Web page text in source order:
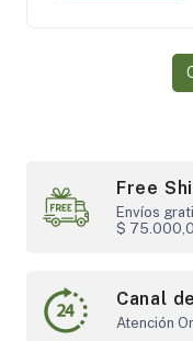
Free
Envíos
$
Canal
Atención